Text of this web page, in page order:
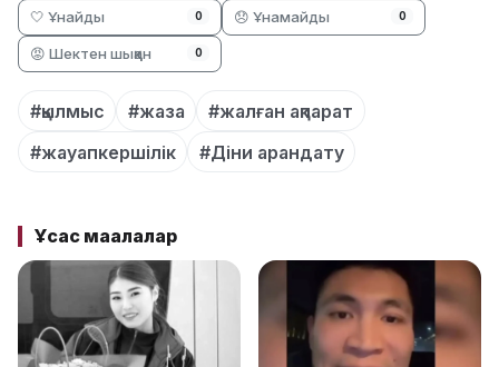
🤍 Ұнайды 0 😞 Ұнамайды 0
😡 Шектен шыққан 0
#қылмыс #жаза
#жалған ақпарат
#жауапкершілік
#Діни арандату
Ұқсас мақалалар